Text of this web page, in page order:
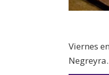
Viernes
Negreyra.